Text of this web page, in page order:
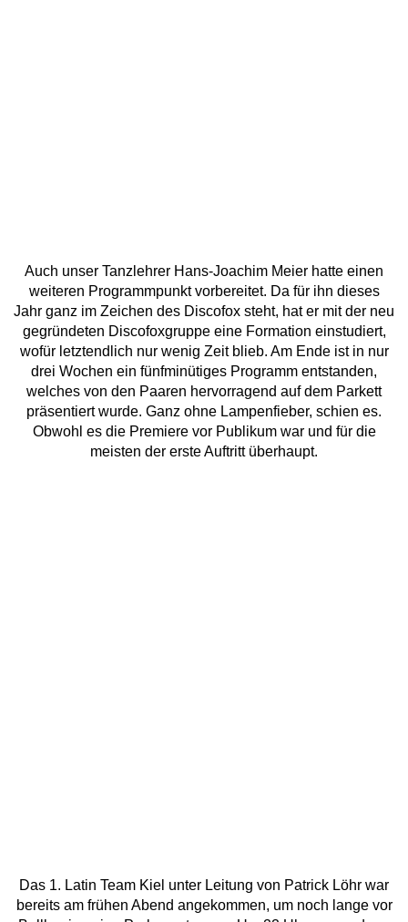
Auch unser Tanzlehrer Hans-Joachim Meier hatte einen
weiteren Programmpunkt vorbereitet. Da für ihn dieses
Jahr ganz im Zeichen des Discofox steht, hat er mit der neu
gegründeten Discofoxgruppe eine Formation einstudiert,
wofür letztendlich nur wenig Zeit blieb. Am Ende ist in nur
drei Wochen ein fünfminütiges Programm entstanden,
welches von den Paaren hervorragend auf dem Parkett
präsentiert wurde. Ganz ohne Lampenfieber, schien es.
Obwohl es die Premiere vor Publikum war und für die
meisten der erste Auftritt überhaupt.
Das 1. Latin Team Kiel unter Leitung von Patrick Löhr war
bereits am frühen Abend angekommen, um noch lange vor